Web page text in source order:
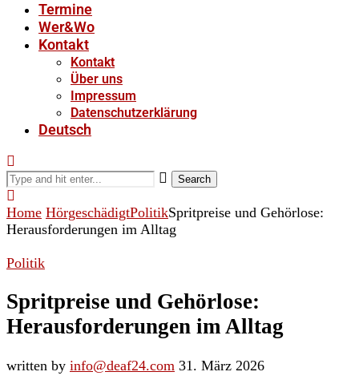
Termine
Wer&Wo
Kontakt
Kontakt
Über uns
Impressum
Datenschutzerklärung
Deutsch
Search
Home HörgeschädigtPolitikSpritpreise und Gehörlose:
Herausforderungen im Alltag
Politik
Spritpreise und Gehörlose:
Herausforderungen im Alltag
written by info@deaf24.com 31. März 2026